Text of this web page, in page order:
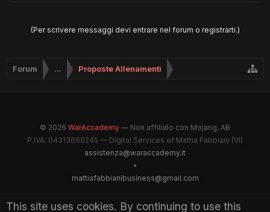
This site uses cookies. By continuing to use this
(Per scrivere messaggi devi entrare nel forum o registrarti.)
Forum ... Proposte Allenamenti
© 2026 WarAccademy — Non affiliato con Mojang, AB
P.IVA: 04313660245 — Digital Services of Mattia Fabbiani (VI)
assistenza@waraccademy.it
•
mattiafabbianibusiness@gmail.com
@GhostFabbyz